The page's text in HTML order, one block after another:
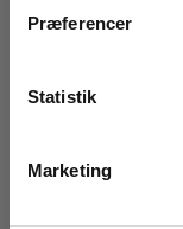
Præferencer
Statistik
Marketing
Batteri:
Dimensioner:
Download
Brochurer